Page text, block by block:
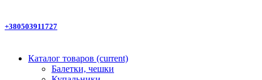
+380503911727
Каталог товаров (current)
Балетки, чешки